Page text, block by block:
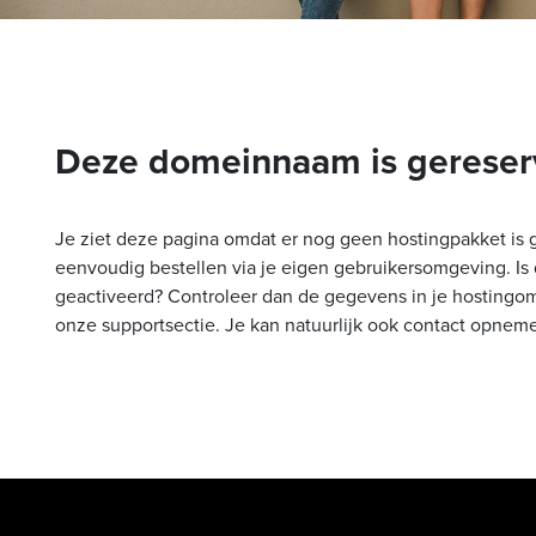
Deze domeinnaam is
Je ziet deze pagina omdat er nog geen hostingpakket
eenvoudig bestellen via je eigen gebruikersomgeving.
geactiveerd? Controleer dan de gegevens in je
onze supportsectie. Je kan natuurlijk ook contact